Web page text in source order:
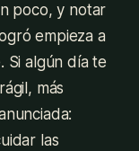
poco, y notar
empieza a
Si algún día te
más
las